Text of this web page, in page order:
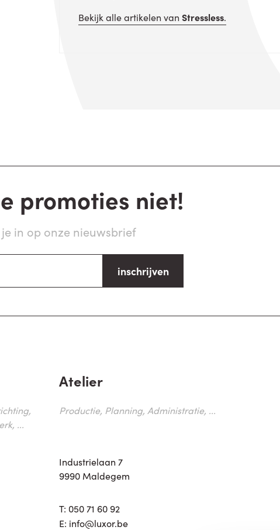
Bekijk alle artikelen van Stressless.
promoties niet!
in op onze nieuwsbrief
inschrijven
...
Atelier
Productie, Planning, Administratie, ...
Industrielaan 7
9990 Maldegem
T: 050 71 60 92
E: info@luxor.be